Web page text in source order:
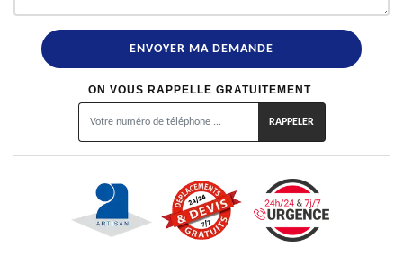
ON VOUS RAPPELLE GRATUITEMENT